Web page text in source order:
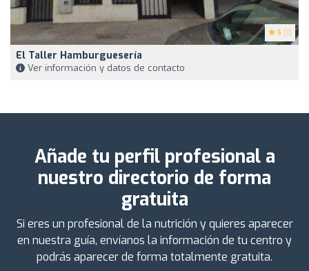
5 (1)
El Taller Hamburguesería
Ver información y datos de contacto
Añade tu perfil profesional a
nuestro directorio de forma
gratuita
Si eres un profesional de la nutrición y quieres aparecer
en nuestra guía, envíanos la información de tu centro y
podrás aparecer de forma totalmente gratuita.